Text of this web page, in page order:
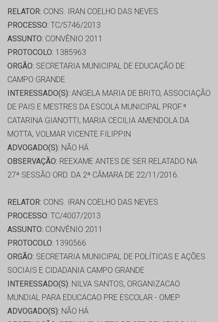
RELATOR: CONS. IRAN COELHO DAS NEVES
PROCESSO: TC/5746/2013
ASSUNTO: CONVÊNIO 2011
PROTOCOLO: 1385963
ORGÃO: SECRETARIA MUNICIPAL DE EDUCAÇÃO DE
CAMPO GRANDE
INTERESSADO(S): ANGELA MARIA DE BRITO, ASSOCIAÇÃO
DE PAIS E MESTRES DA ESCOLA MUNICIPAL PROF.ª
CATARINA GIANOTTI, MARIA CECILIA AMENDOLA DA
MOTTA, VOLMAR VICENTE FILIPPIN
ADVOGADO(S): NÃO HÁ
OBSERVAÇÃO: REEXAME ANTES DE SER RELATADO NA
27ª SESSÃO ORD. DA 2ª CÂMARA DE 22/11/2016.
RELATOR: CONS. IRAN COELHO DAS NEVES
PROCESSO: TC/4007/2013
ASSUNTO: CONVÊNIO 2011
PROTOCOLO: 1390566
ORGÃO: SECRETARIA MUNICIPAL DE POLÍTICAS E AÇÕES
SOCIAIS E CIDADANIA CAMPO GRANDE
INTERESSADO(S): NILVA SANTOS, ORGANIZACAO
MUNDIAL PARA EDUCACAO PRE ESCOLAR - OMEP
ADVOGADO(S): NÃO HÁ